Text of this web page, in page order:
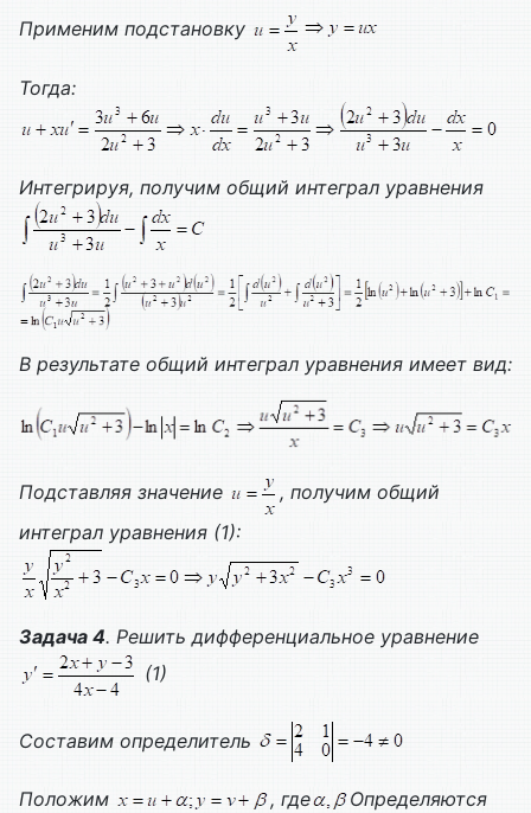
Применим подстановку
Тогда:
Интегрируя, получим общий интеграл уравнения
В результате общий интеграл уравнения имеет вид:
Подставляя значение
, получим общий
интеграл уравнения (1):
Задача 4. Решить дифференциальное уравнение
(1)
Составим определитель
Положим , где
Определяются